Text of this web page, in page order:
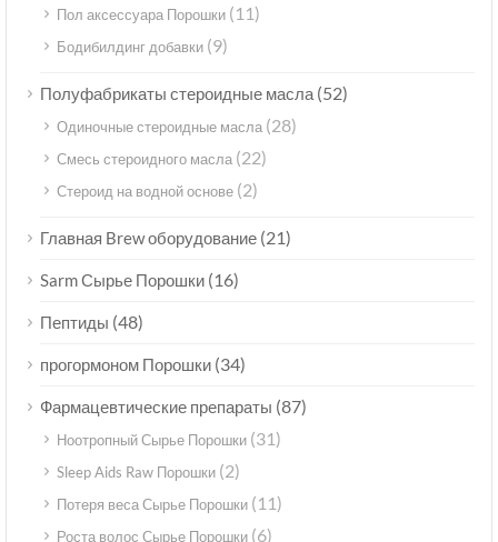
Пол аксессуара Порошки (11)
Бодибилдинг добавки (9)
Полуфабрикаты стероидные масла (52)
Одиночные стероидные масла (28)
Смесь стероидного масла (22)
Стероид на водной основе (2)
Главная Brew оборудование (21)
Sarm Сырье Порошки (16)
Пептиды (48)
прогормоном Порошки (34)
Фармацевтические препараты (87)
Ноотропный Сырье Порошки (31)
Sleep Aids Raw Порошки (2)
Потеря веса Сырье Порошки (11)
Роста волос Сырье Порошки (6)